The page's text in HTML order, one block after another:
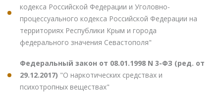
кодекса Российской Федерации и Уголовно-
процессуального кодекса Российской Федерации на
территориях Республики Крым и города
федерального значения Севастополя"
Федеральный закон от 08.01.1998 N 3-ФЗ (ред. от
29.12.2017) "О наркотических средствах и
психотропных веществах"